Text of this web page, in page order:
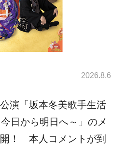
2026.8.6
演「坂本冬美歌手生活
日から明日へ～」のメ
！ 本人コメントが到